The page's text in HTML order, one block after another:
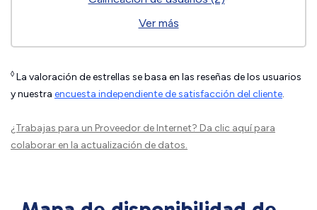
Ver más
◊ La valoración de estrellas se basa en las reseñas de los usuarios
y nuestra encuesta independiente de satisfacción del cliente.
¿Trabajas para un Proveedor de Internet? Da clic aquípara
colaborar en la actualización de datos.